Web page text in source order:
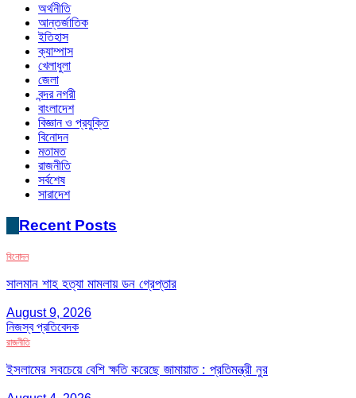
অর্থনীতি
আন্তর্জাতিক
ইতিহাস
ক্যাম্পাস
খেলাধুলা
জেলা
বন্দর নগরী
বাংলাদেশ
বিজ্ঞান ও প্রযুক্তি
বিনোদন
মতামত
রাজনীতি
সর্বশেষ
সারাদেশ
Recent Posts
বিনোদন
সালমান শাহ হত্যা মামলায় ডন গ্রেপ্তার
August 9, 2026
নিজস্ব প্রতিবেদক
রাজনীতি
ইসলামের সবচেয়ে বেশি ক্ষতি করেছে জামায়াত : প্রতিমন্ত্রী নুর